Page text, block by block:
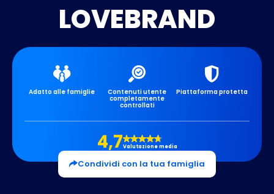
LOVEBRAND
Adatto alle famiglie Contenuti utente
completamente
controllati
Piattaforma protetta
4,7Valutazione media
Condividi con la tua famiglia